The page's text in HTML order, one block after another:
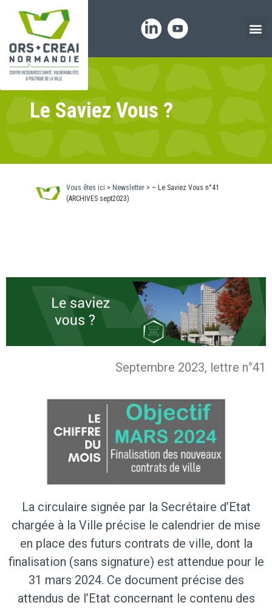
Le Saviez Vous ?
Vous êtes ici > Newsletter > – Le Saviez Vous n°41
(ARCHIVES sept2023)
Septembre 2023, lettre n°41
La circulaire signée par la Secrétaire d’Etat
chargée à la Ville précise le calendrier de mise
en place des futurs contrats de ville, dont la
finalisation (sans signature) est attendue pour le
31 mars 2024. Ce document précise des
attendus de l’Etat concernant le contenu des
Panneau de gestion des cookies